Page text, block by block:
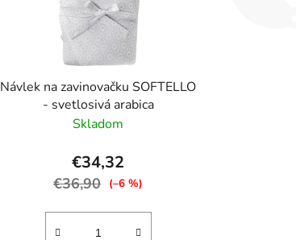
Návlek na zavinovačku SOFTELLO
- svetlosivá arabica
Skladom
€34,32
€36,90 (–6 %)